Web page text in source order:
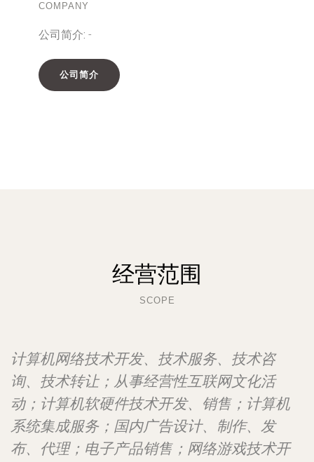
COMPANY
公司简介: -
公司简介
经营范围
SCOPE
计算机网络技术开发、技术服务、技术咨
询、技术转让；从事经营性互联网文化活
动；计算机软硬件技术开发、销售；计算机
系统集成服务；国内广告设计、制作、发
布、代理；电子产品销售；网络游戏技术开